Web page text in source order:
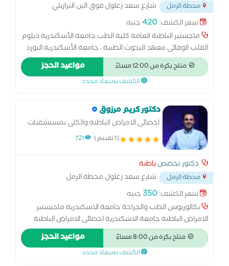
محطة الرمل
شارع سعد زغلول فوق البن البرازيلي
محطة الرمل...
سعر الكشف:420جنيه
ماجستير الباطنة العامة كلية الطب جامعة الأسكندرية دبلوم
القلب الوقائى معهد البحوث الطبية ، جامعة الأسكندرية البورد
الأوروبي في التغذية الإكلينيكية و العلاجية ESPEN دبلوم
مكافحة العدوي دبلوم إدارة المستشفيات دبلوم جودة إدارة
الرعاية الصحية أكاديمية السادات للعلوم الإدارية
متاح بكرة من 12:00 مساءً مواعيد الحجز
الكشف بميعاد محدد
دكتور كريم مرزوق
اخصائى الامراض الباطنة والكلى بمستشفيات
القوات المسلحة
(1 تقييم) 721
دكتور تخصصباطنة
محطة الرمل
شارع سعد زغلول محطة الرمل
الاسكندرية .. اعلي البن البرازيلى
سعر الكشف:350 جنيه
بكالوريوس الطب والجراحة جامعة الاسكندرية ماجيستير
الامراض الباطنة جامعة الاسكندرية اخصائى الامراض الباطنة
والكلى بمستشفيات القوات المسلحة عضو الاكاديمية الطبية
العسكريةمتاح بكرة من 8:00 مساءً مواعيد الحجز
الكشف بميعاد محدد